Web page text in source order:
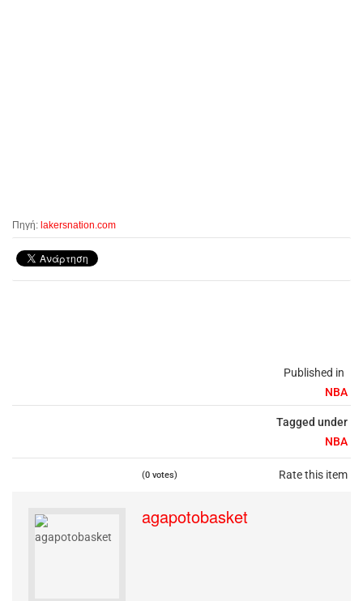
Published in
NBA
Tagged under
NBA
Rate this item
(0 votes)
Πηγή: lakersnation.com
agapotobasket